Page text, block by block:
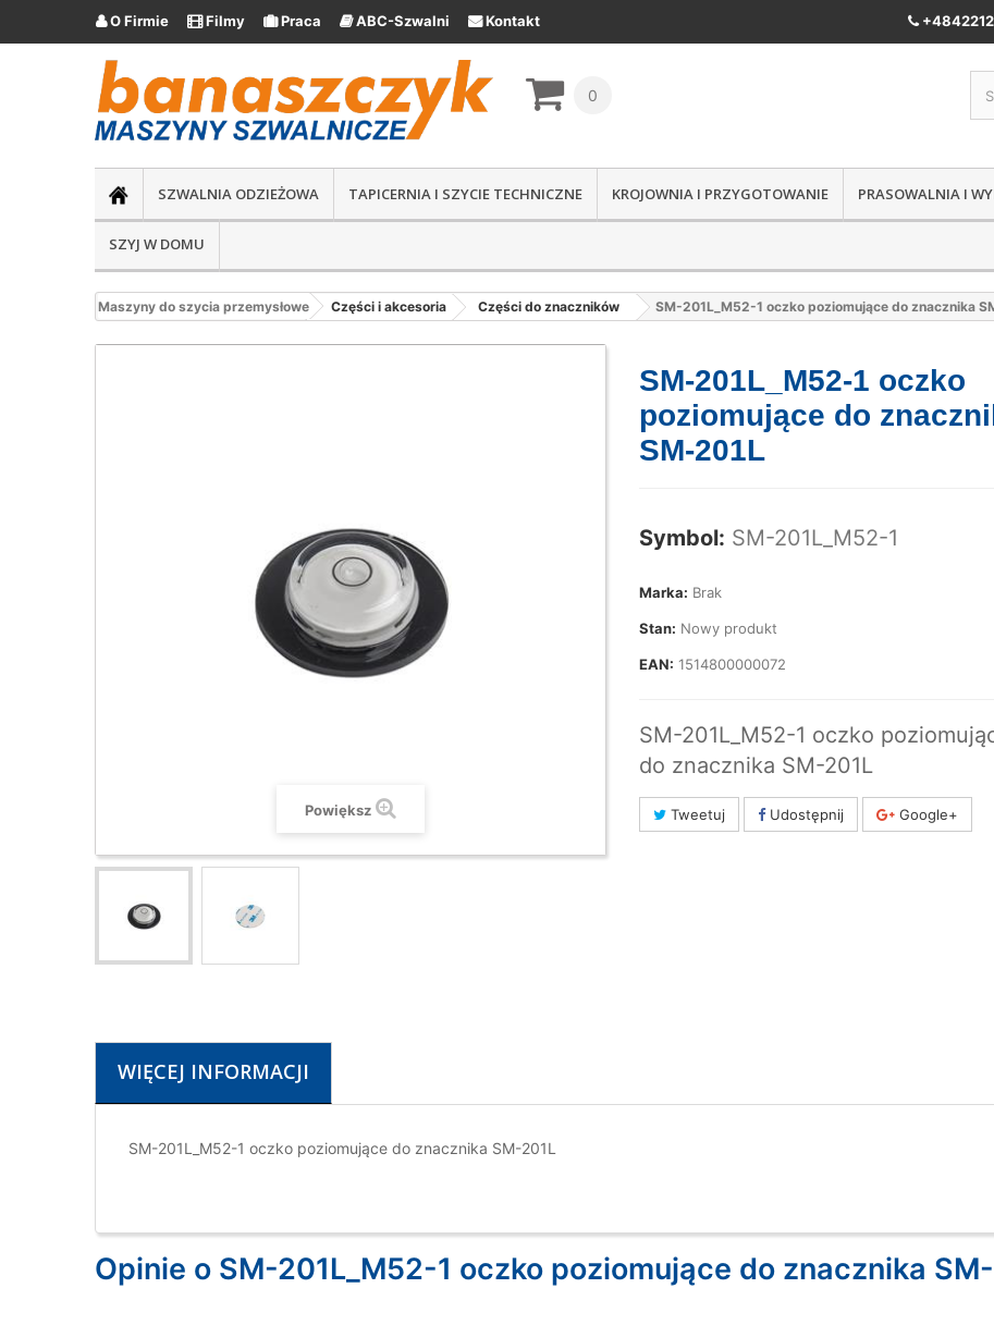
O Firmie Filmy Praca ABC-Szwalni Kontakt
0
SZWALNIA ODZIEŻOWA TAPICERNIA I SZYCIE TECHNICZNE KROJOWNIA I PRZYGOTOWANIE PRASOWALNIA I
SZYJ W DOMU
Maszyny do szycia przemysłowe Części i akcesoria Części do znaczników SM-201L_M52-1 oczko poziomujące do znacznika
Powiększ
SM-201L_M52-1 oczko
poziomujące do
SM-201L
Symbol: SM-201L_M52-1
Marka: Brak
Stan: Nowy produkt
EAN: 1514800000072
SM-201L_M52-1 oczko
do znacznika SM-201L
Tweetuj Udostępnij Google+
WIĘCEJ INFORMACJI
SM-201L_M52-1 oczko poziomujące do znacznika SM-201L
Opinie o SM-201L_M52-1 oczko poziomujące do znacznika